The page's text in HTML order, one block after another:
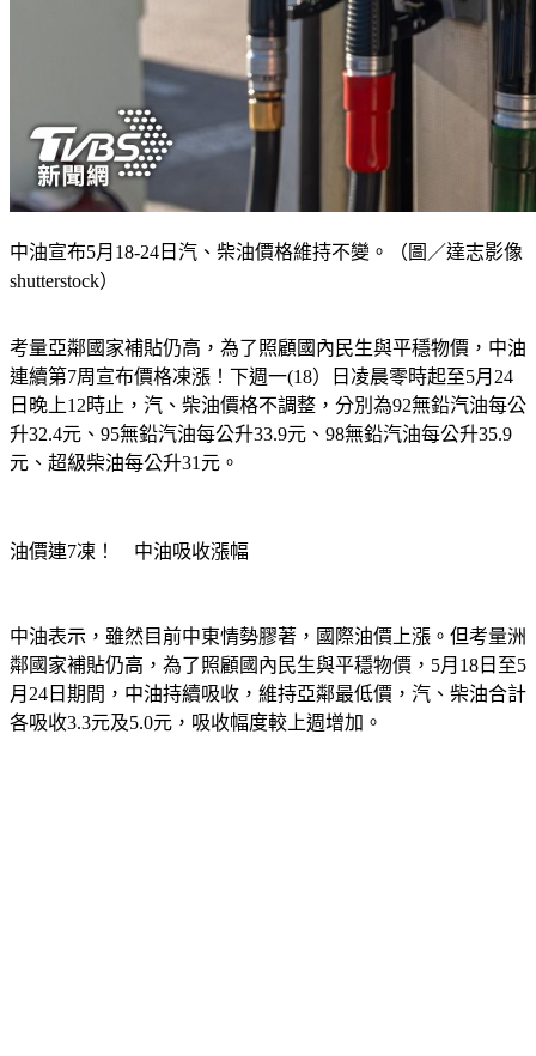
中油宣布5月18-24日汽、柴油價格維持不變。（圖／達志影像
考量亞鄰國家補貼仍高，為了照顧國內民生與平穩物價，中油
連續第7周宣布價格凍漲！下週一(18）日凌晨零時起至5月24
日晚上12時止，汽、柴油價格不調整，分別為92無鉛汽油每公
升32.4元、95無鉛汽油每公升33.9元、98無鉛汽油每公升35.9
中油表示，雖然目前中東情勢膠著，國際油價上漲。但考量洲
鄰國家補貼仍高，為了照顧國內民生與平穩物價，5月18日至5
月24日期間，中油持續吸收，維持亞鄰最低價，汽、柴油合計